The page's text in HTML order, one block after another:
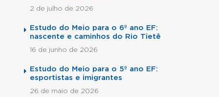
2 de julho de 2026
Estudo do Meio para o 6º ano EF:
nascente e caminhos do Rio Tietê
16 de junho de 2026
Estudo do Meio para o 5º ano EF:
esportistas e imigrantes
26 de maio de 2026